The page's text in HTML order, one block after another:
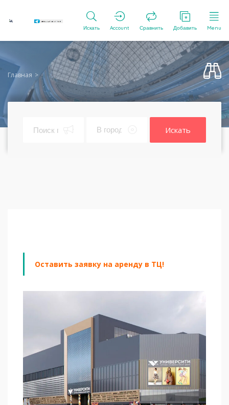
Искать Account Сравнить Добавить Menu
Главная
Искать
Оставить заявку на аренду в ТЦ!